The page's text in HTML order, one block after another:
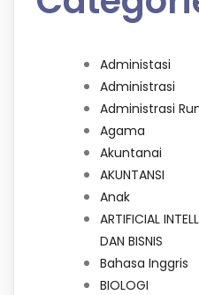
Administasi
Administrasi
Administrasi
Agama
Akuntanai
AKUNTANSI
Anak
ARTIFICIAL
DAN BISNIS
Bahasa Inggris
BIOLOGI